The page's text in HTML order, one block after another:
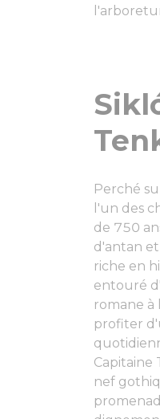
Perché
l'un des
de 750
d'antan
riche en
entouré
romane
profiter
Capitaine
nef